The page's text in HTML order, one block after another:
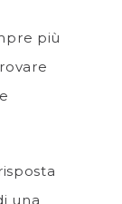
più
una